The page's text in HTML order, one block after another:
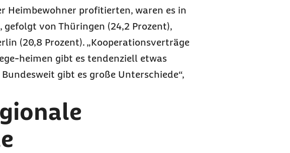
Heimbewohner profitierten, waren es in
von Thüringen (24,2 Prozent),
(20,8 Prozent). „Kooperationsverträge
heimen gibt es tendenziell etwas
gibt es große Unterschiede“,